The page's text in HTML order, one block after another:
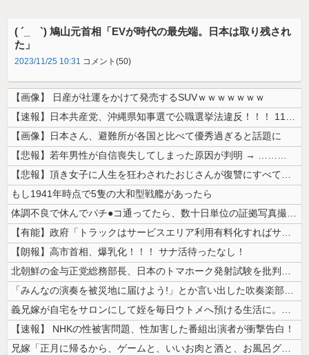
( ´_ゝ`) 鳩山元首相「EVが時代の最先端。日本は取り残され
た」
2023/11/25 10:31 コメント(50)
【画像】 日産が社運をかけて発売するSUVｗｗｗｗｗｗｗ
【速報】日本共産党、沖縄県知事選で公職選挙法違反！！！ 110番通報さ...
【画像】日本さん、避難所が各国と比べて優秀過ぎると話題に
【悲報】若年男性が自信喪失してしまった原因が判明 → ………
【悲報】頂き女子に人生を狂わされたおじさんが復讐にすべてを捧げるヱロゲ...
もし1941年時点で5隻の大和型戦艦があったら
体調不良で休んでパチ●コ通ってたら、数十日単位の証拠写真撮られて会社ク...
【有能】政府「トラックはサービスエリア利用有料化すればサボらず走るし流...
【朗報】高市首相、爆乳化！！！ サナ活待ったなし！
北朝鮮の金与正党総務部長、日本のトマホーク発射試験を批判…「軍事的選択...
「みんなの演奏を被災地に届けよう!」とか言い出した吹奏楽部の顧問、だが...
義兄嫁が自宅をサロンにして姪を毎日ウトメへ預ける生活に。数年後、そのツ...
【速報】 NHKの性被害問題、性加害した番組出演者が衝撃告白！
兄嫁「正月に帰るから、ゲームと、いいお肉と酒と、お風呂グッズの準備しと...